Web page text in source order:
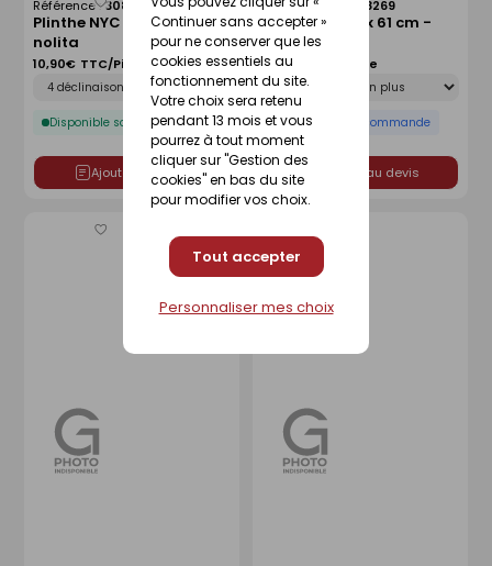
Continuer sans accepter »
pour ne conserver que les
cookies essentiels au
fonctionnement du site.
Votre choix sera retenu
pendant 13 mois et vous
pourrez à tout moment
cliquer sur "Gestion des
cookies" en bas du site
pour modifier vos choix.
Tout accepter
Personnaliser mes choix
Plinthe NYC 8 x 61 cm -
nolita
Référence :30898270
Disponible sous 10 jours
10,90€ TTC/Pièce
Ajouter au devis
Enregistrer
comme
Plinthe NYC 8 x 61 cm -
midtown
Référence : 30898269
Déclinaison
Disponible sur commande
10,90€ TTC/Pièce
Ajouter au devis
Enregistrer
comme
Enregistrer